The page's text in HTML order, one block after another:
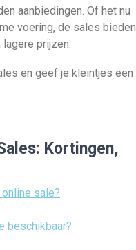
aanbiedingen. Of het nu
voering, de sales bieden
prijzen.
en geef je kleintjes een
Kortingen,
sale?
beschikbaar?